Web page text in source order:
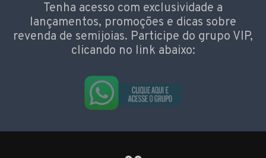
Tenha acesso com exclusividade a
lançamentos, promoções e dicas sobre
revenda de semijoias. Participe do grupo VIP,
clicando no link abaixo: